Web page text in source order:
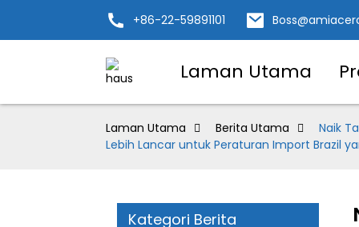
+86-22-59891101
Laman Utama
Laman Utama Berita Utama
Naik
Lebih Lancar untuk Peraturan Import Brazil
Kategori Berita